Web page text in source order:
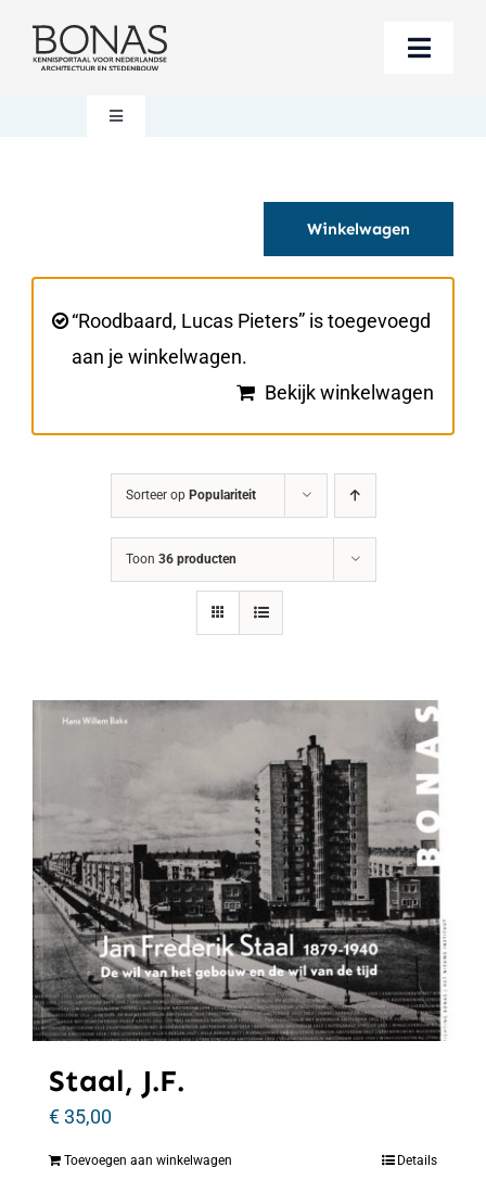
naar
Toggle
Berichten
Steun BONAS
Toggle
Winkelwagen
Winkelwagen
“Roodbaard, Lucas Pieters” is toegevoegd
aan je winkelwagen.
Bekijk winkelwagen
Sorteer op Populariteit
Toon 36 producten
Staal, J.F.
€35,00
Toevoegen aan winkelwagen Details